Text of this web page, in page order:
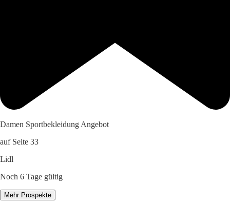
Damen Sportbekleidung Angebot
auf Seite 33
Lidl
Noch 6 Tage gültig
Mehr Prospekte